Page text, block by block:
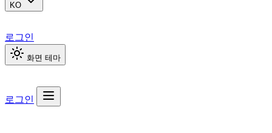
KO
로그인
화면 테마
로그인